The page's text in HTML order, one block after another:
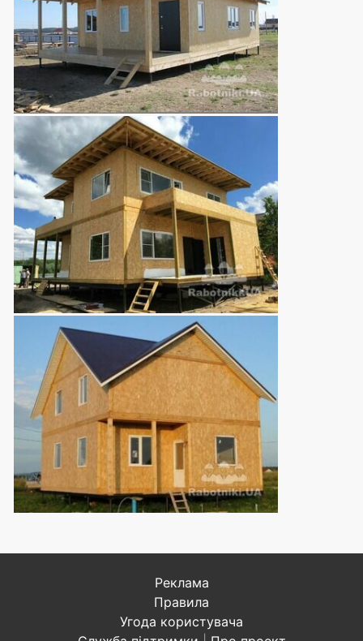
Реклама
Правила
Угода користувача